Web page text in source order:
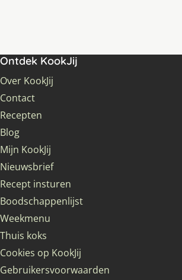
Ontdek KookJij
Over KookJij
Contact
Recepten
Blog
Mijn KookJij
Nieuwsbrief
Recept insturen
Boodschappenlijst
Weekmenu
Thuis koks
Cookies op KookJij
Gebruikersvoorwaarden